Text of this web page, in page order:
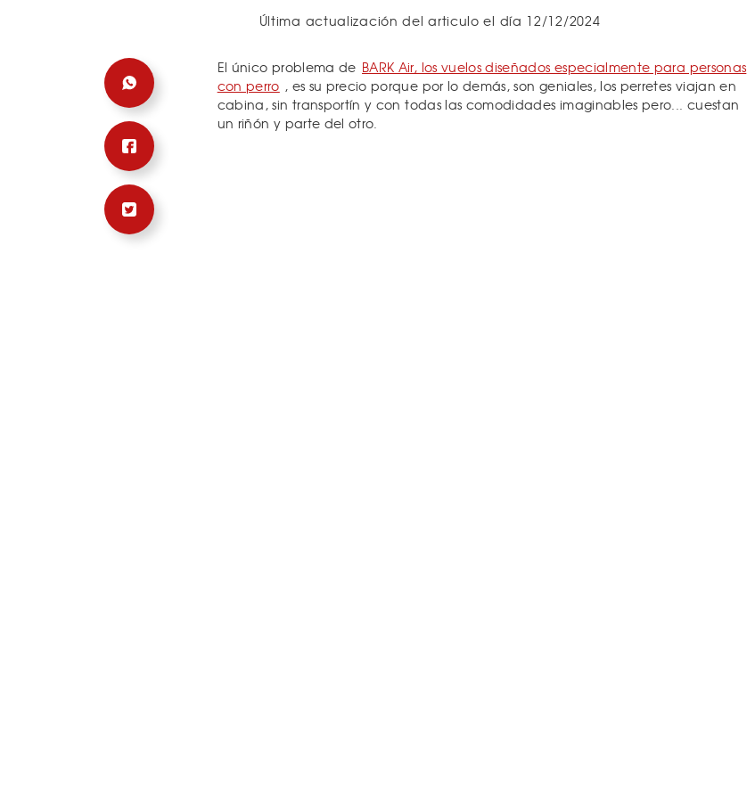
Última actualización del articulo el día 12/12/2024
El único problema de BARK Air, los vuelos diseñados especialmente para personas
con perro , es su precio porque por lo demás, son geniales, los perretes viajan en
cabina, sin transportín y con todas las comodidades imaginables pero... cuestan
un riñón y parte del otro.